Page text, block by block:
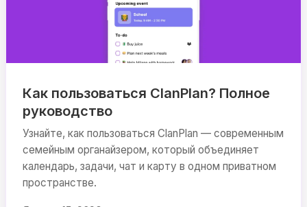
Как пользоваться ClanPlan? Полное
руководство
Узнайте, как пользоваться ClanPlan — современным
семейным органайзером, который объединяет
календарь, задачи, чат и карту в одном приватном
пространстве.